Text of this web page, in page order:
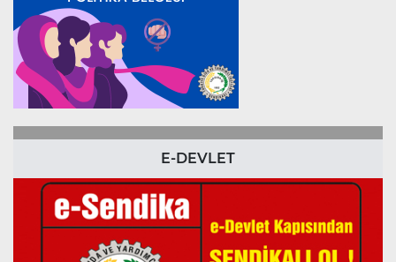
E-DEVLET